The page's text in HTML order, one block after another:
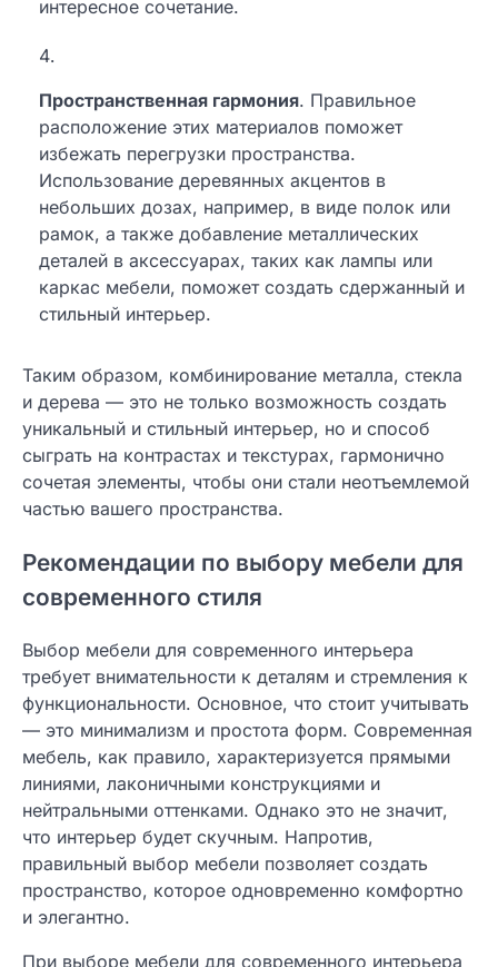
интересное сочетание.
Пространственная гармония. Правильное
расположение этих материалов поможет
избежать перегрузки пространства.
Использование деревянных акцентов в
небольших дозах, например, в виде полок или
рамок, а также добавление металлических
деталей в аксессуарах, таких как лампы или
каркас мебели, поможет создать сдержанный и
стильный интерьер.
Таким образом, комбинирование металла, стекла
и дерева — это не только возможность создать
уникальный и стильный интерьер, но и способ
сыграть на контрастах и текстурах, гармонично
сочетая элементы, чтобы они стали неотъемлемой
частью вашего пространства.
Рекомендации по выбору мебели для
современного стиля
Выбор мебели для современного интерьера
требует внимательности к деталям и стремления к
функциональности. Основное, что стоит учитывать
— это минимализм и простота форм. Современная
мебель, как правило, характеризуется прямыми
линиями, лаконичными конструкциями и
нейтральными оттенками. Однако это не значит,
что интерьер будет скучным. Напротив,
правильный выбор мебели позволяет создать
пространство, которое одновременно комфортно
и элегантно.
При выборе мебели для современного интерьера